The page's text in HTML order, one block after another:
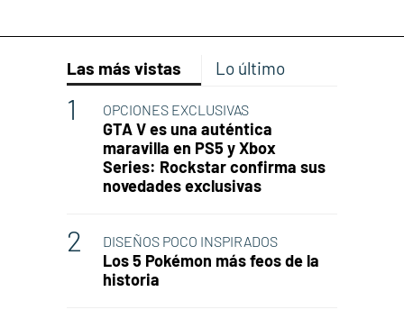
Las más vistas Lo último
OPCIONES EXCLUSIVAS
GTA V es una auténtica
maravilla en PS5 y Xbox
Series: Rockstar confirma sus
novedades exclusivas
DISEÑOS POCO INSPIRADOS
Los 5 Pokémon más feos de la
historia